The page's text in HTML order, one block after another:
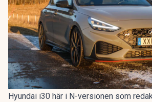
Hyundai i30 här i N-versionen som